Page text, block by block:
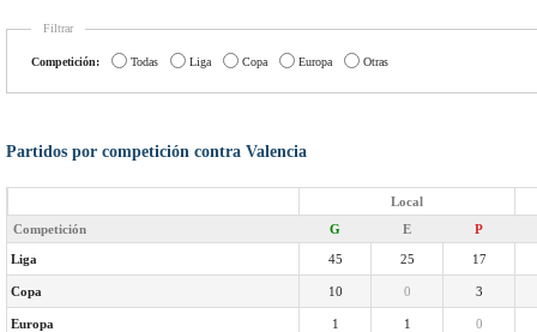
Filtrar
Competición: Todas Liga Copa Europa Otras
Partidos por competición contra Valencia
Local
Competición
G E P
Liga 45 25 17
Copa 10 0 3
Europa 1 1 0